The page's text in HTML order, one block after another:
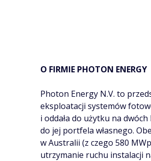
O FIRMIE PHOTON ENERGY
Photon Energy N.V. to
eksploatacji systemów
i oddała do użytku na
do jej portfela własnego.
w Australii (z czego 580
utrzymanie ruchu instalacji